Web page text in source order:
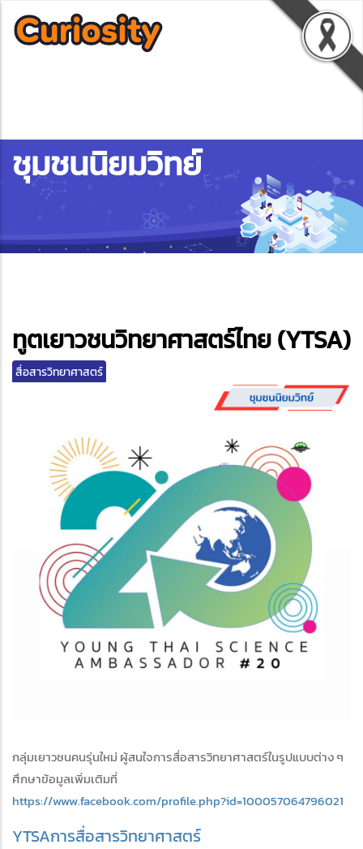
ชุมชนนิยมวิทย์
ทูตเยาวชนวิทยาศาสตร์ไทย (YTSA)
สื่อสารวิทยาศาสตร์
กลุ่มเยาวชนคนรุ่นใหม่ ผู้สนใจการสื่อสารวิทยาศาสตร์ในรูปแบบต่าง ๆ
ศึกษาข้อมูลเพิ่มเติมที่
https://www.facebook.com/profile.php?id=100057064796021
YTSAการสื่อสารวิทยาศาสตร์